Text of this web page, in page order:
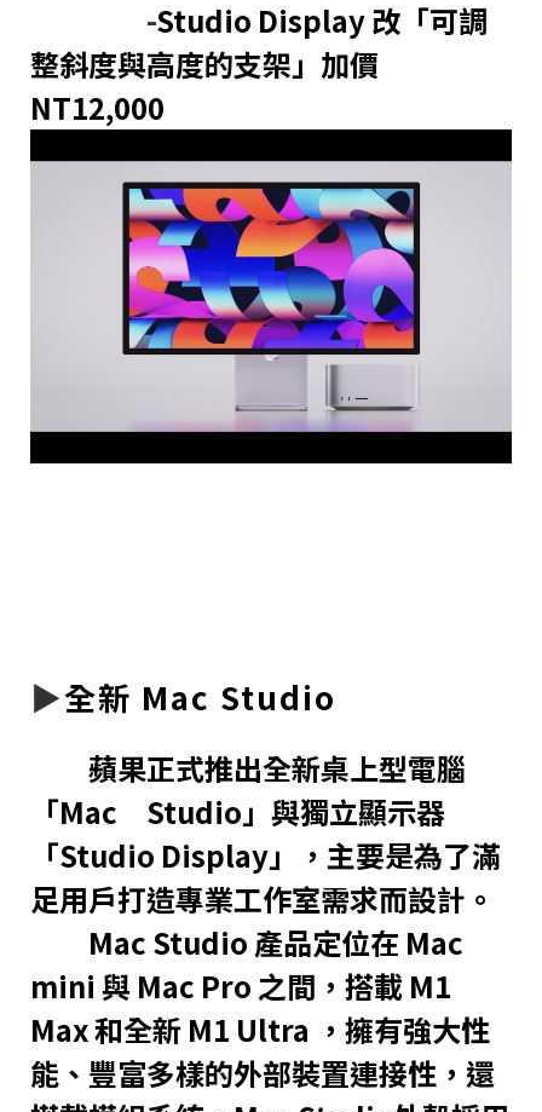
-Studio Display 改「可調
整斜度與高度的支架」加價
NT12,000
▶︎全新 Mac Studio
蘋果正式推出全新桌上型電腦
「Mac Studio」與獨立顯示器
「Studio Display」，主要是為了滿
足用戶打造專業工作室需求而設計。
Mac Studio 產品定位在 Mac
mini 與 Mac Pro 之間，搭載 M1
Max 和全新 M1 Ultra ，擁有強大性
能、豐富多樣的外部裝置連接性，還